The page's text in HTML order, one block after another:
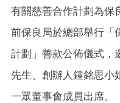
有關慈善合作計劃為保
前保良局於總部舉行「
計劃」善款公佈儀式，
先生、創辦人鍾銘思小
一眾董事會成員出席。